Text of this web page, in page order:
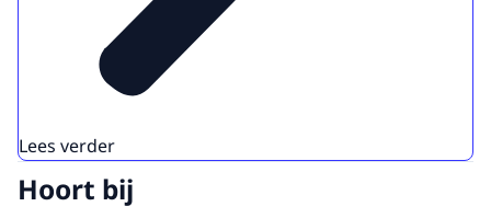
Lees verder
Hoort bij